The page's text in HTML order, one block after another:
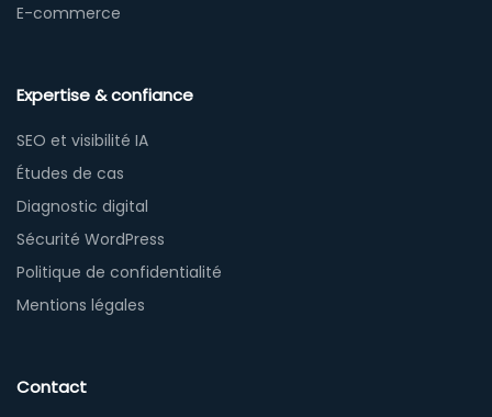
E-commerce
Expertise & confiance
SEO et visibilité IA
Études de cas
Diagnostic digital
Sécurité WordPress
Politique de confidentialité
Mentions légales
Contact